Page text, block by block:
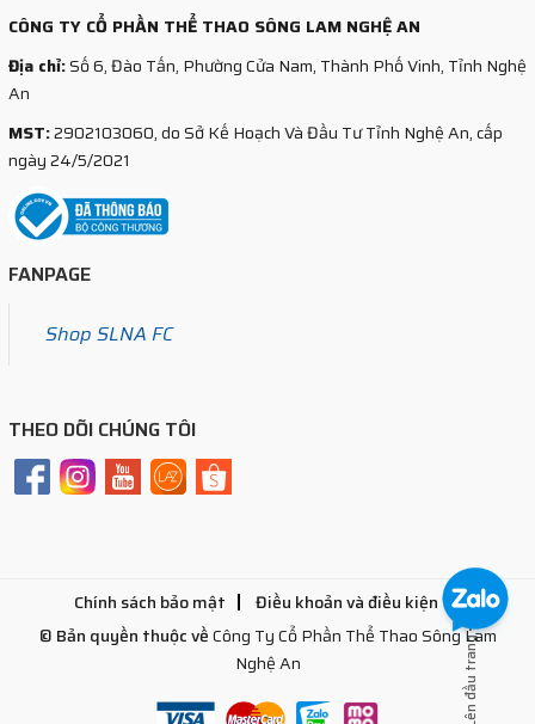
CÔNG TY CỔ PHẦN THỂ THAO SÔNG LAM NGHỆ AN
Địa chỉ:Số 6, Đào Tấn, Phường Cửa Nam, Thành Phố Vinh, Tỉnh Nghệ
An
MST:2902103060, do Sở Kế Hoạch Và Đầu Tư Tỉnh Nghệ An, cấp
ngày 24/5/2021
FANPAGE
Shop SLNA FC
THEO DÕI CHÚNG TÔI
Chính sách bảo mật
Điều khoản và điều kiện
© Bản quyền thuộc vềCông Ty Cổ Phần Thể Thao Sông Lam
Nghệ An
Lên đầu trang